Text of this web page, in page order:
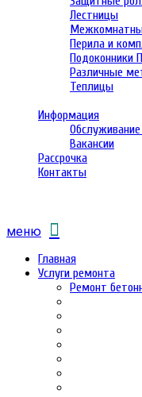
Лестницы
Перила и
Подоконники
Различные
Теплицы
Информация
Вакансии
Рассрочка
Контакты
меню
Главная
Услуги ремонта
Ремонт